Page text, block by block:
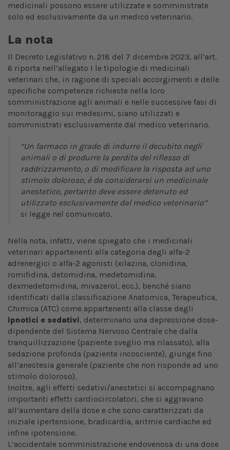
medicinali possono essere utilizzate e somministrate
solo ed esclusivamente da un medico veterinario.
La nota
Il Decreto Legislativo n. 218 del 7 dicembre 2023, all’art.
6 riporta nell’allegato I le tipologie di medicinali
veterinari che, in ragione di speciali accorgimenti e delle
specifiche competenze richieste nella loro
somministrazione agli animali e nelle successive fasi di
monitoraggio sui medesimi, siano utilizzati e
somministrati esclusivamente dal medico veterinario.
“Un farmaco in grado di indurre il decubito negli
animali o di produrre la perdita del riflesso di
raddrizzamento, o di modificare la risposta ad uno
stimolo doloroso, è da considerarsi un medicinale
anestetico, pertanto deve essere detenuto ed
utilizzato esclusivamente dal medico veterinario”
si legge nel comunicato.
Nella nota, infatti, viene spiegato che i medicinali
veterinari appartenenti alla categoria degli alfa-2
adrenergici o alfa-2 agonisti (xilazina, clonidina,
romifidina, detomidina, medetomidina,
dexmedetomidina, mivazerol, ecc.), benché siano
identificati dalla classificazione Anatomica, Terapeutica,
Chimica (ATC) come appartenenti alla classe degli
ipnotici e sedativi, determinano una depressione dose-
dipendente del Sistema Nervoso Centrale che dalla
tranquillizzazione (paziente sveglio ma rilassato), alla
sedazione profonda (paziente incosciente), giunge fino
all’anestesia generale (paziente che non risponde ad uno
stimolo doloroso).
Inoltre, agli effetti sedativi/anestetici si accompagnano
importanti effetti cardiocircolatori, che si aggravano
all’aumentare della dose e che sono caratterizzati da
iniziale ipertensione, bradicardia, aritmie cardiache ed
infine ipotensione.
L’accidentale somministrazione endovenosa di una dose